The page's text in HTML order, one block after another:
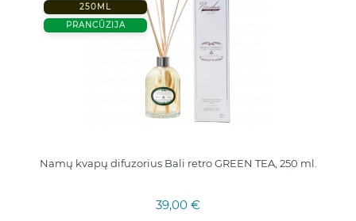
250ML
PRANCŪZIJA
Namų kvapų difuzorius Bali retro GREEN TEA, 250 ml.
39,00 €